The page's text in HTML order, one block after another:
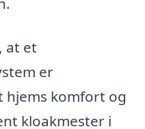
at et
er
komfort og
kloakmester i